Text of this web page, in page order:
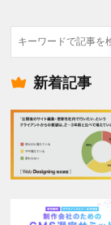
検
索
新着記事